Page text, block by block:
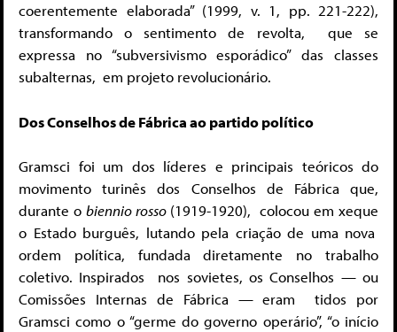
coerentemente elaborada”(1999, v. 1, pp. 221-222),
transformando o sentimento de revolta, que se
expressa no “subversivismo esporádico” das classes
subalternas, em projeto revolucionário.
Dos Conselhos de Fábrica ao partido político
Gramsci foi um dos líderes e principais teóricos do
movimento turinês dos Conselhos de Fábrica que,
durante o biennio rosso (1919-1920), colocou em xeque
o Estado burguês, lutando pela criação de uma nova
ordem política, fundada diretamente no trabalho
coletivo. Inspirados nos sovietes, os Conselhos — ou
Comissões Internas de Fábrica — eramtidos por
Gramsci como o “germe do governo operário”, “o início